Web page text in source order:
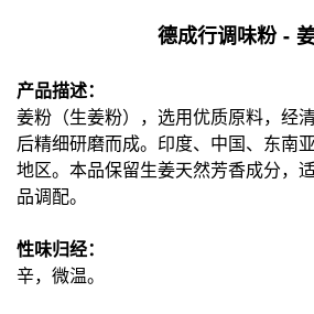
德成行调味粉 -
产品描述：
姜粉（生姜粉），选用优质原料，经
后精细研磨而成。印度、中国、东南
地区。本品保留生姜天然芳香成分，
品调配。
性味归经：
辛，微温。